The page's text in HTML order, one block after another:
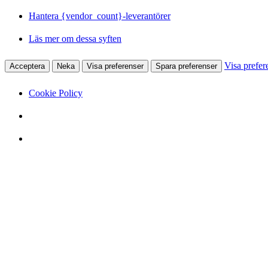
Hantera {vendor_count}-leverantörer
Läs mer om dessa syften
Acceptera Neka Visa preferenser Spara preferenser Visa
Cookie Policy